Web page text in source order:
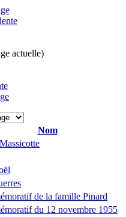
actuelle)
Nom
de la famille Pinard
du 12 novembre 1955